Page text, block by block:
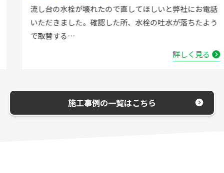
流し台の水栓が壊れたので直してほしいと弊社にお電話
いただきました。確認した所、水栓の吐水が落ちたよう
で取替する…
詳しく見る
施工事例の一覧はこちら